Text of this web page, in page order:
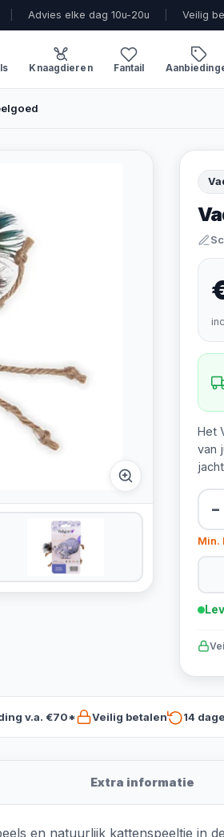
Advies elke dag 10u-20u Veilig
Knaagdieren Fantail
Het
van
−
Min.
v.a. €70* Veilig betalen 14
Extra informatie
en natuurlijk kattenspeeltje